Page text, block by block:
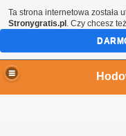
Ta strona internetowa została
Stronygratis.pl . Czy chcesz